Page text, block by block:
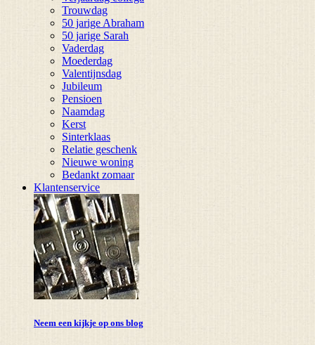
Trouwdag
50 jarige Abraham
50 jarige Sarah
Vaderdag
Moederdag
Valentijnsdag
Jubileum
Pensioen
Naamdag
Kerst
Sinterklaas
Relatie geschenk
Nieuwe woning
Bedankt zomaar
Klantenservice
Neem een kijkje op ons blog